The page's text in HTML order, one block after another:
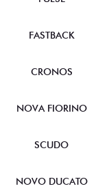
FASTBACK
CRONOS
NOVA FIORINO
SCUDO
NOVO DUCATO